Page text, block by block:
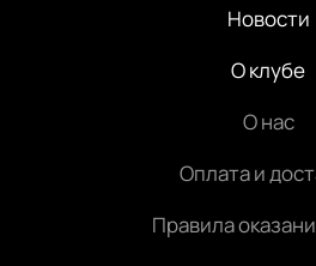
Новости
О клубе
О нас
Оплата и
Правила